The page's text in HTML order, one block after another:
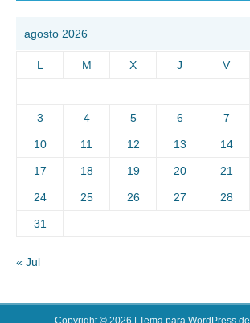
agosto 2026
L M X J V
3 4 5 6 7
10 11 12 13 14
17 18 19 20 21
24 25 26 27 28
31
« Jul
Copyright © 2026 | Tema para WordPress de